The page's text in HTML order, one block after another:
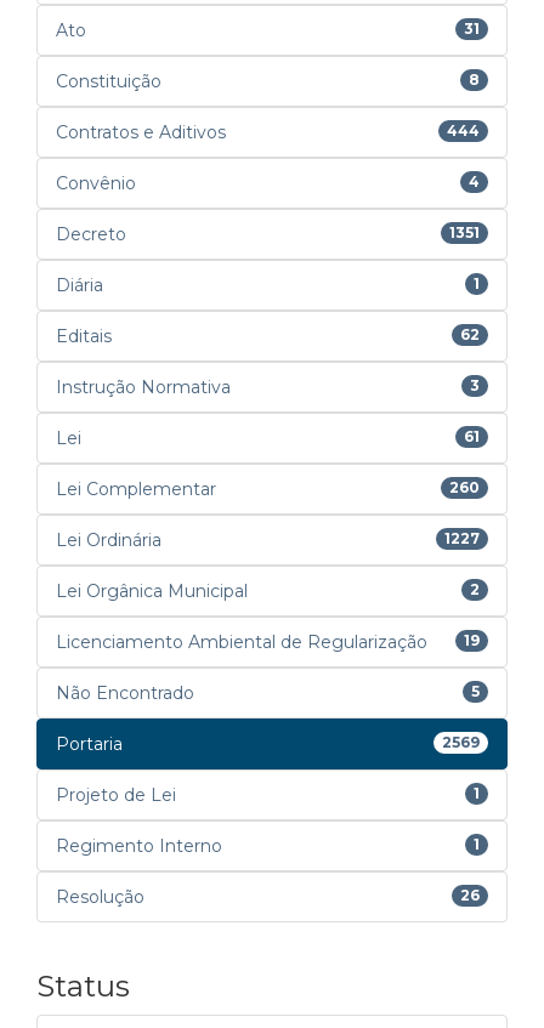
Ato 31
Constituição 8
Contratos e Aditivos 444
Convênio 4
Decreto 1351
Diária 1
Editais 62
Instrução Normativa 3
Lei 61
Lei Complementar 260
Lei Ordinária 1227
Lei Orgânica Municipal 2
Licenciamento Ambiental de Regularização 19
Não Encontrado 5
Portaria 2569
Projeto de Lei 1
Regimento Interno 1
Resolução 26
Status